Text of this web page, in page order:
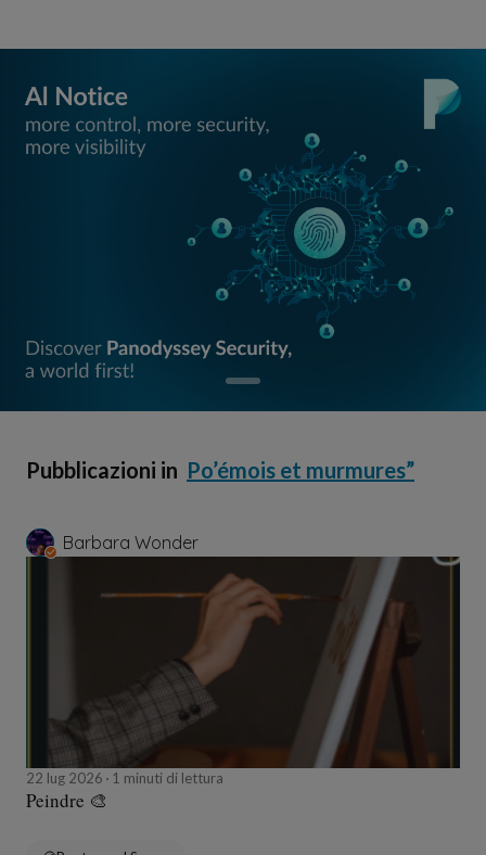
Pubblicazioni in Po’émois et murmures”
Barbara Wonder
22 lug 2026 1 minuti di lettura
Peindre 🎨